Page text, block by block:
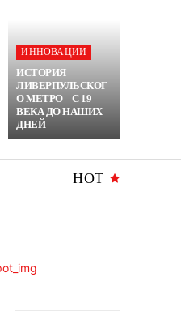
ИННОВАЦИИ
ИСТОРИЯ
ЛИВЕРПУЛЬСКОГ
О МЕТРО – С 19
ВЕКА ДО НАШИХ
ДНЕЙ
HOT